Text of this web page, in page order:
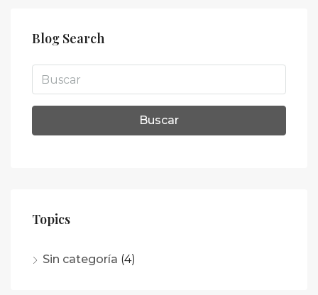
Blog Search
Buscar
Topics
Sin categoría (4)